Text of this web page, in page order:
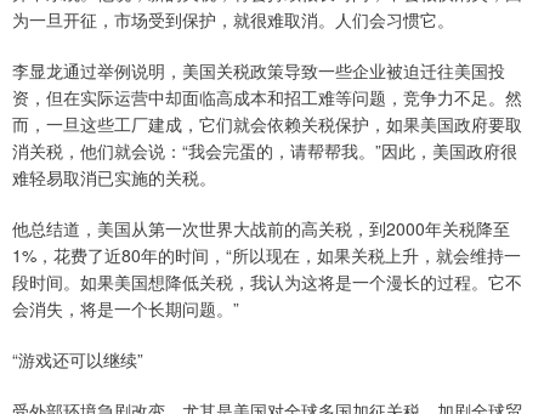
为一旦开征，市场受到保护，就很难取消。人们会习惯它。
李显龙通过举例说明，美国关税政策导致一些企业被迫迁往美国投
资，但在实际运营中却面临高成本和招工难等问题，竞争力不足。然
而，一旦这些工厂建成，它们就会依赖关税保护，如果美国政府要取
消关税，他们就会说：“我会完蛋的，请帮帮我。”因此，美国政府很
难轻易取消已实施的关税。
他总结道，美国从第一次世界大战前的高关税，到2000年关税降至
1%，花费了近80年的时间，“所以现在，如果关税上升，就会维持一
段时间。如果美国想降低关税，我认为这将是一个漫长的过程。它不
会消失，将是一个长期问题。”
“游戏还可以继续”